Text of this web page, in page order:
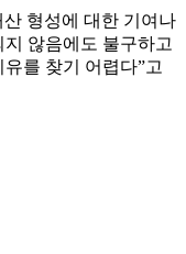
형성에 대한 기여나
않음에도 불구하고
를 찾기 어렵다”고